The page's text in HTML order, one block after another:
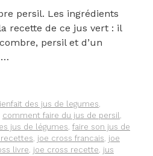
persil. Les ingrédients
recette de ce jus vert : il
persil et d’un
…
des jus de legumes,
comment faire du jus de persil,
jus de légumes, faire son jus de
, joe cross francais, joe
livre, joe cross recette, jus